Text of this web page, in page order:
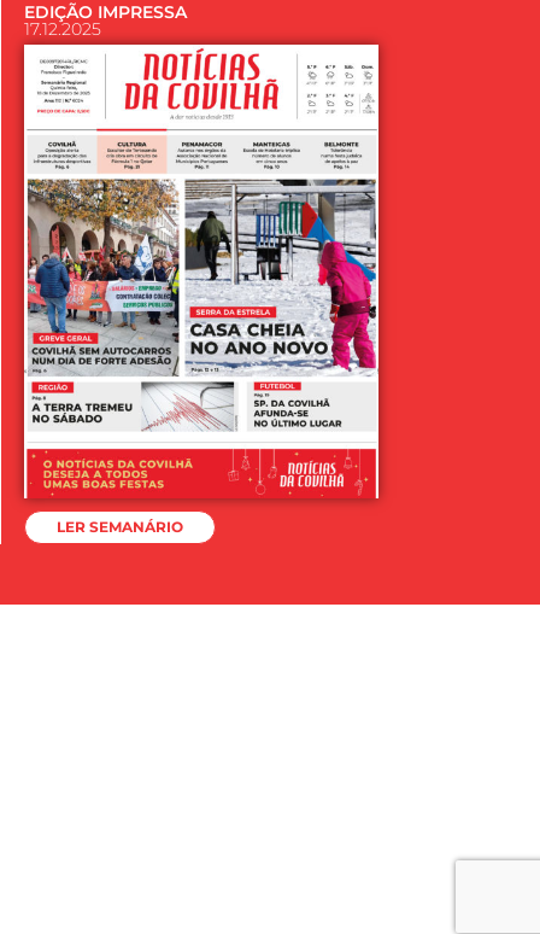
EDIÇÃO IMPRESSA
17.12.2025
LER SEMANÁRIO